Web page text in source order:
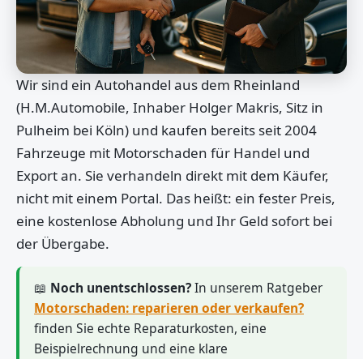
Wir sind ein Autohandel aus dem Rheinland
(H.M.Automobile, Inhaber Holger Makris, Sitz in
Pulheim bei Köln) und kaufen bereits seit 2004
Fahrzeuge mit Motorschaden für Handel und
Export an. Sie verhandeln direkt mit dem Käufer,
nicht mit einem Portal. Das heißt: ein fester Preis,
eine kostenlose Abholung und Ihr Geld sofort bei
der Übergabe.
📖 Noch unentschlossen?In unserem Ratgeber
Motorschaden: reparieren oder verkaufen?
finden Sie echte Reparaturkosten, eine
Beispielrechnung und eine klare